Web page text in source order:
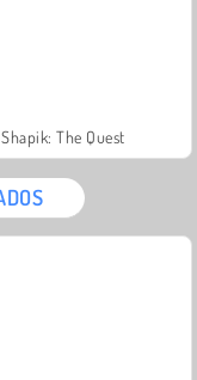
Shapik: The Quest